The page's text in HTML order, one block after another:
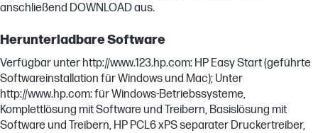
anschließend DOWNLOAD aus.
Herunterladbare Software
Verfügbar unter http://www.123.hp.com: HP Easy Start (geführte
Softwareinstallation für Windows und Mac); Unter
http://www.hp.com: für Windows-Betriebssysteme,
Komplettlösung mit Software und Treibern, Basislösung mit
Software und Treibern, HP PCL6 xPS separater Druckertreiber,